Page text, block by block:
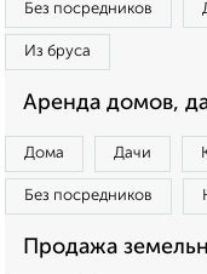
Без посредников
Из бруса
Аренда домов,
Дома Дачи
Без посредников
Продажа